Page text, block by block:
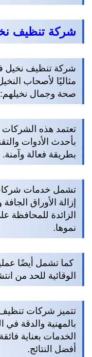
شركة تنظيف
شركة تنظيف نخيل
مثاليًا لأصحاب
صحة وجمال نخيلهم:
تعتمد هذه
بأحدث الأدوات
بطريقة فعالة وآمنة.
تشمل خدمات
إزالة الأوراق
الزائدة للمحافظة
نموها.
كما تشمل أيضًا
الوقائية للحد من
تتميز شركات
بالمهنية والدقة في
الخدمات بعناية
أفضل النتائج.